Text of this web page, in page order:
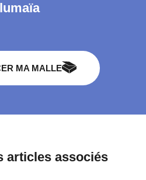
MA MALLE
articles associés